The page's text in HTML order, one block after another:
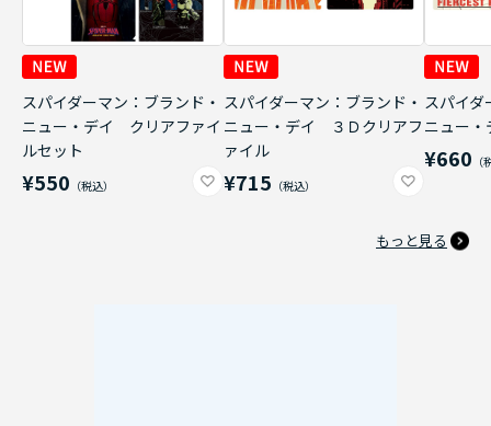
スパイダーマン：ブランド・
ニュー・デイ クリアファイ
ルセット
¥550
スパイダーマン：ブランド・
ニュー・デイ ３Ｄクリアフ
ァイル
¥715
スパイダ
ニュー
¥660
もっと見る